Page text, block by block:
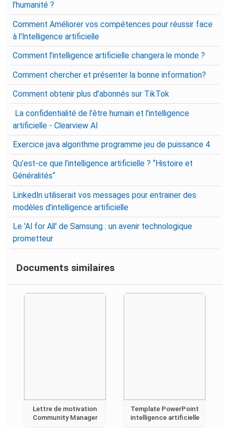
l’humanité ?
Comment Améliorer vos compétences pour réussir face
à l'Intelligence artificielle
Comment l’intelligence artificielle changera le monde ?
Comment chercher et présenter la bonne information?
Comment obtenir plus d’abonnés sur TikTok
La confidentialité de l’être humain et l'intelligence
artificielle - Clearview AI
Exercice java algorithme programme jeu de puissance 4
Qu’est-ce que l’intelligence artificielle ? “Histoire et
Généralités“
LinkedIn utiliserait vos messages pour entrainer des
modèles d’intelligence artificielle
Le 'AI for All' de Samsung : un avenir technologique
prometteur
Documents similaires
Lettre de motivation
Community Manager
Template PowerPoint
intelligence artificielle